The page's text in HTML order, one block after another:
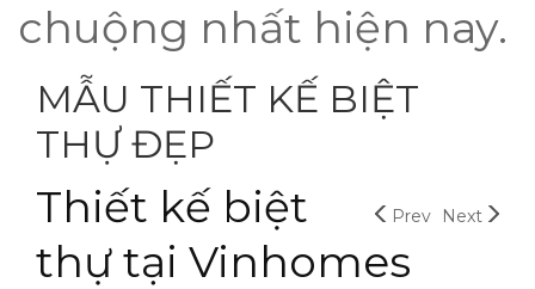
chuộng nhất hiện nay.
MẪU THIẾT KẾ BIỆT
THỰ ĐẸP
Prev Next
Thiết kế biệt
thự tại Vinhomes